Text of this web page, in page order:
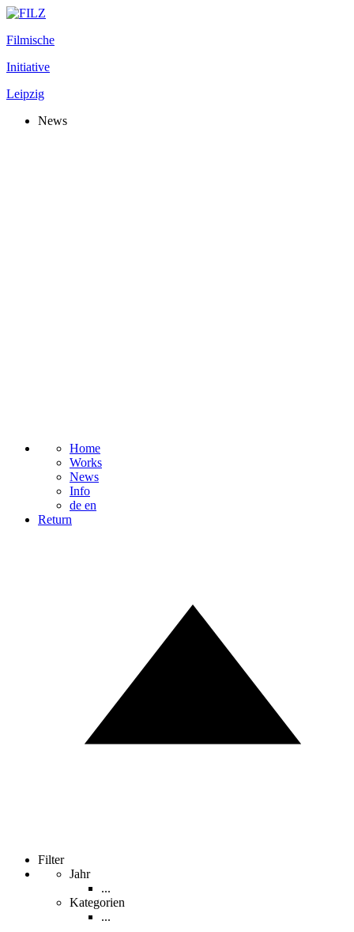
Filmische
Initiative
Leipzig
News
Home
Works
News
Info
de en
Return
Filter
Jahr
...
Kategorien
...